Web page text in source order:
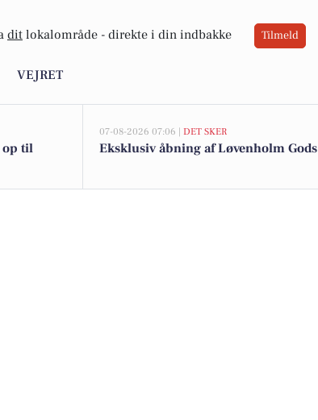
dit lokalområde - direkte i din indbakke Tilmeld
VEJRET
op til
07-08-2026 07:06 | DET SKER
Eksklusiv åbning af Løvenholm Gods